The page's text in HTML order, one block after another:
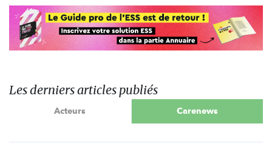
Les derniers articles publiés
Acteurs Carenews